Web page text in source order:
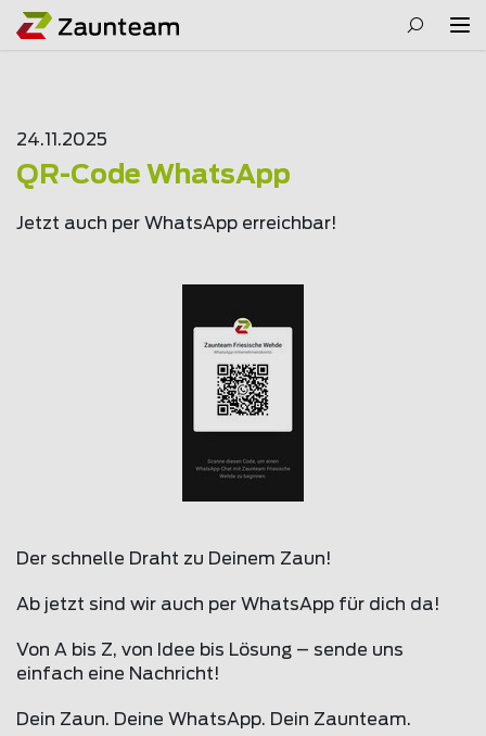
24.11.2025
QR-Code WhatsApp
Jetzt auch per WhatsApp erreichbar!
Der schnelle Draht zu Deinem Zaun!
Ab jetzt sind wir auch per WhatsApp für dich da!
Von A bis Z, von Idee bis Lösung – sende uns
einfach eine Nachricht!
Dein Zaun. Deine WhatsApp. Dein Zaunteam.